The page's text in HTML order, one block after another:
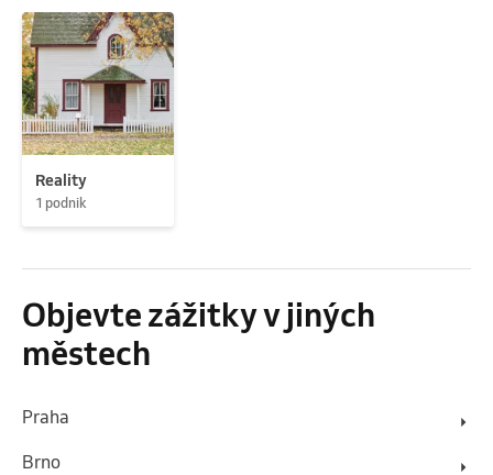
Reality
1 podnik
Objevte zážitky v jiných
městech
Praha
Brno